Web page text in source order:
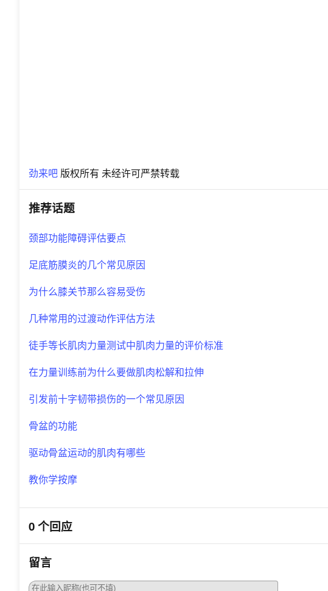
劲来吧 版权所有 未经许可严禁转载
推荐话题
颈部功能障碍评估要点
足底筋膜炎的几个常见原因
为什么膝关节那么容易受伤
几种常用的过渡动作评估方法
徒手等长肌肉力量测试中肌肉力量的评价标准
在力量训练前为什么要做肌肉松解和拉伸
引发前十字韧带损伤的一个常见原因
骨盆的功能
驱动骨盆运动的肌肉有哪些
教你学按摩
0 个回应
留言